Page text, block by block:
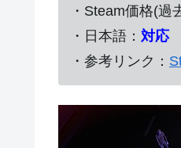
・Steam価格(過
・日本語： 対応
・参考リンク：